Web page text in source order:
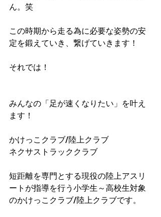
ん。笑
この時期から走る為に必要な姿勢の安
定を鍛えていき、繋げていきます！
それでは！
みんなの「足が速くなりたい」を叶え
ます！
かけっこクラブ/陸上クラブ
ネクサストラッククラブ
短距離を専門とする現役の陸上アスリ
ートが指導を行う小学生～高校生対象
のかけっこクラブ/陸上クラブです。